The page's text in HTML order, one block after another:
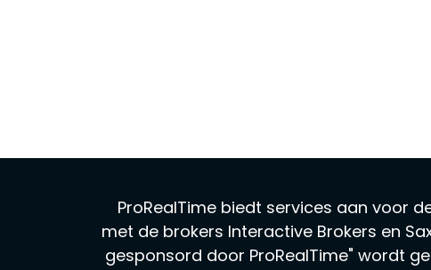
ProRealTime biedt services aan voor
met de brokers Interactive Brokers en
gesponsord door ProRealTime" wordt